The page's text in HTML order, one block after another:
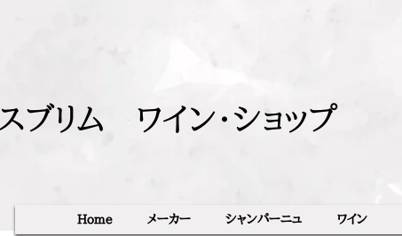
スブリム ワイン・ショップ
Home メーカー シャンパーニュ ワイン